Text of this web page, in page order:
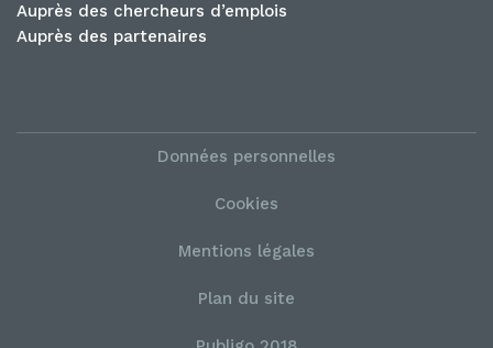
Auprès des chercheurs d’emplois
Auprès des partenaires
Données personnelles
Cookies
Mentions légales
Plan du site